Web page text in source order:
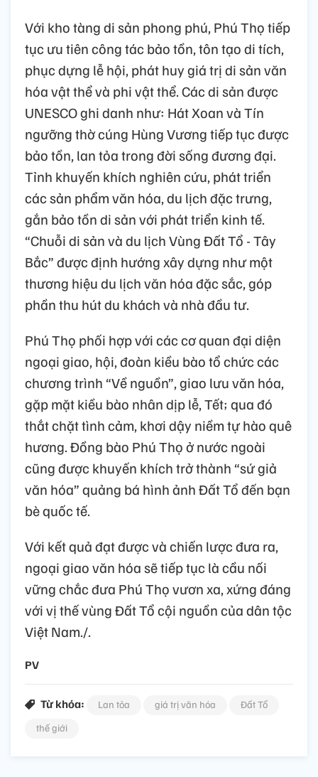
Với kho tàng di sản phong phú, Phú Thọ tiếp
tục ưu tiên công tác bảo tồn, tôn tạo di tích,
phục dựng lễ hội, phát huy giá trị di sản văn
hóa vật thể và phi vật thể. Các di sản được
UNESCO ghi danh như: Hát Xoan và Tín
ngưỡng thờ cúng Hùng Vương tiếp tục được
bảo tồn, lan tỏa trong đời sống đương đại.
Tỉnh khuyến khích nghiên cứu, phát triển
các sản phẩm văn hóa, du lịch đặc trưng,
gắn bảo tồn di sản với phát triển kinh tế.
“Chuỗi di sản và du lịch Vùng Đất Tổ - Tây
Bắc” được định hướng xây dựng như một
thương hiệu du lịch văn hóa đặc sắc, góp
phần thu hút du khách và nhà đầu tư.
Phú Thọ phối hợp với các cơ quan đại diện
ngoại giao, hội, đoàn kiều bào tổ chức các
chương trình “Về nguồn”, giao lưu văn hóa,
gặp mặt kiều bào nhân dịp lễ, Tết; qua đó
thắt chặt tình cảm, khơi dậy niềm tự hào quê
hương. Đồng bào Phú Thọ ở nước ngoài
cũng được khuyến khích trở thành “sứ giả
văn hóa” quảng bá hình ảnh Đất Tổ đến bạn
bè quốc tế.
Với kết quả đạt được và chiến lược đưa ra,
ngoại giao văn hóa sẽ tiếp tục là cầu nối
vững chắc đưa Phú Thọ vươn xa, xứng đáng
với vị thế vùng Đất Tổ cội nguồn của dân tộc
Việt Nam./.
PV
Từ khóa: Lan tỏa giá trị văn hóa
Đất Tổ
thế giới